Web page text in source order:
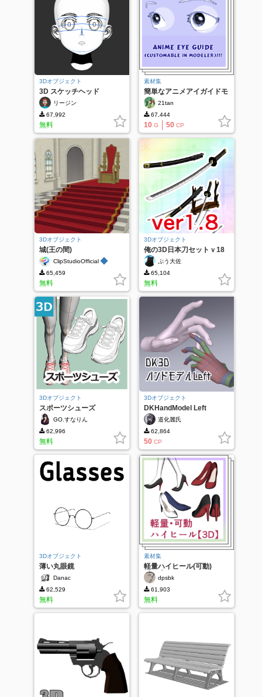
3Dオブジェクト
3D スケッチヘッド
リージン
67,992
無料
素材集
簡単なアニメアイガイドモ
デル!21tan
67,444
10 G 50 CP
3Dオブジェクト
城(王の間)
ClipStudioOfficial ◆
65,459
無料
3Dオブジェクト
俺の3D日本刀セットｖ18
ぷう大佐
65,104
無料
3Dオブジェクト
スポーツシューズ
GO.すなりん
62,996
無料
3Dオブジェクト
DKHandModel Left
道化麗氏
62,864
50 CP
3Dオブジェクト
薄い丸眼鏡
Danac
62,529
無料
素材集
軽量ハイヒール(可動)
【3D】dpsbk
61,903
無料